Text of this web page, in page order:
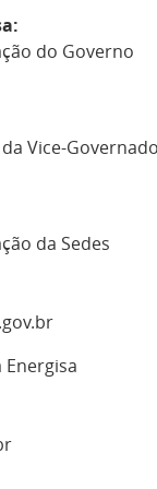
do Governo
Vice-
da Sedes